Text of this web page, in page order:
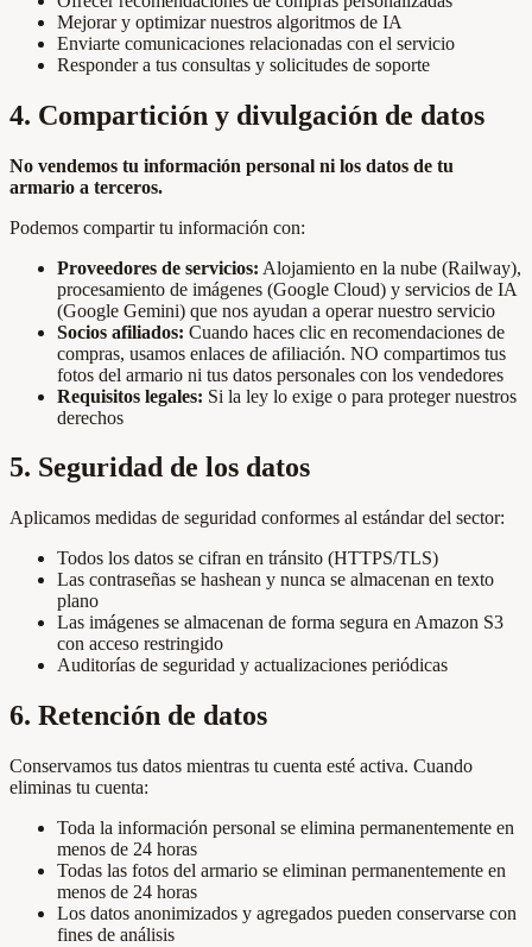
Mejorar y optimizar nuestros algoritmos de IA
Enviarte comunicaciones relacionadas con el servicio
Responder a tus consultas y solicitudes de soporte
4. Compartición y divulgación de datos
No vendemos tu información personal ni los datos de tu
armario a terceros.
Podemos compartir tu información con:
Proveedores de servicios: Alojamiento en la nube (Railway),
procesamiento de imágenes (Google Cloud) y servicios de IA
(Google Gemini) que nos ayudan a operar nuestro servicio
Socios afiliados: Cuando haces clic en recomendaciones de
compras, usamos enlaces de afiliación. NO compartimos tus
fotos del armario ni tus datos personales con los vendedores
Requisitos legales: Si la ley lo exige o para proteger nuestros
derechos
5. Seguridad de los datos
Aplicamos medidas de seguridad conformes al estándar del sector:
Todos los datos se cifran en tránsito (HTTPS/TLS)
Las contraseñas se hashean y nunca se almacenan en texto
plano
Las imágenes se almacenan de forma segura en Amazon S3
con acceso restringido
Auditorías de seguridad y actualizaciones periódicas
6. Retención de datos
Conservamos tus datos mientras tu cuenta esté activa. Cuando
eliminas tu cuenta:
Toda la información personal se elimina permanentemente en
menos de 24 horas
Todas las fotos del armario se eliminan permanentemente en
menos de 24 horas
Los datos anonimizados y agregados pueden conservarse con
fines de análisis